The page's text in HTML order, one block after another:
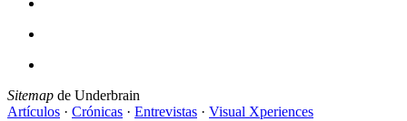
Sitemap de Underbrain
Artículos · Crónicas · Entrevistas · Visual Xperiences